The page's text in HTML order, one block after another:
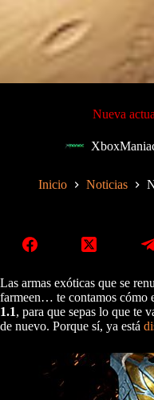
Nueva
Inicio Noticias
Las armas exóticas que se
farmeen… te contamos cómo
1.1, para que sepas lo que te
de nuevo. Porque sí, ya está